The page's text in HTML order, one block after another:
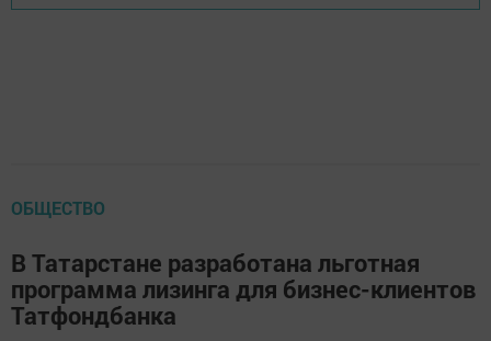
ОБЩЕСТВО
В Татарстане разработана льготная
программа лизинга для бизнес-клиентов
Татфондбанка